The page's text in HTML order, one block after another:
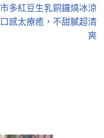
市多紅豆生乳銅鑼燒冰涼
口感太療癒，不甜膩超清
爽